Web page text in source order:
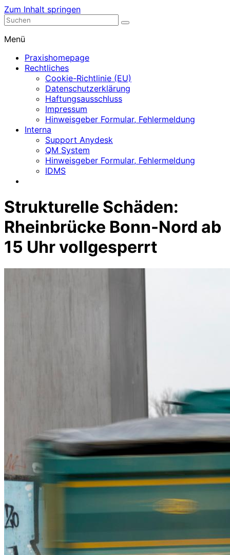
Zum Inhalt springen
Nephrologische Praxis mit Dialyse
Menü
Praxishomepage
Rechtliches
Cookie-Richtlinie (EU)
Datenschutzerklärung
Haftungsausschluss
Impressum
Hinweisgeber Formular, Fehlermeldung
Interna
Support Anydesk
QM System
Hinweisgeber Formular, Fehlermeldung
IDMS
Strukturelle Schäden:
Rheinbrücke Bonn-Nord ab
15 Uhr vollgesperrt